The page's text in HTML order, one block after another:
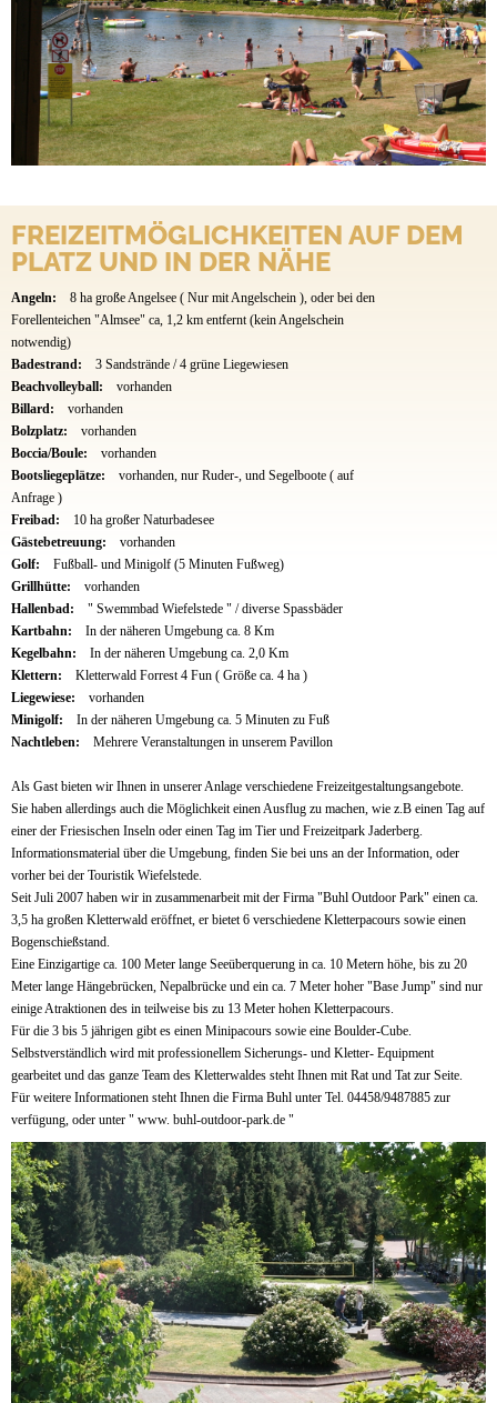
FREIZEITMÖGLICHKEITEN AUF DEM
PLATZ UND IN DER NÄHE
Angeln:
8 ha große Angelsee ( Nur mit Angelschein ), oder bei den
Forellenteichen "Almsee" ca, 1,2 km entfernt (kein Angelschein
notwendig)
Badestrand:
3 Sandstrände / 4 grüne Liegewiesen
Beachvolleyball:
vorhanden
Billard:
vorhanden
Bolzplatz:
vorhanden
Boccia/Boule:
vorhanden
Bootsliegeplätze:
vorhanden, nur Ruder-, und Segelboote ( auf
Anfrage )
Freibad:
10 ha großer Naturbadesee
Gästebetreuung:
vorhanden
Golf:
Fußball- und Minigolf (5 Minuten Fußweg)
Grillhütte:
vorhanden
Hallenbad:
" Swemmbad Wiefelstede " / diverse Spassbäder
Kartbahn:
In der näheren Umgebung ca. 8 Km
Kegelbahn:
In der näheren Umgebung ca. 2,0 Km
Klettern:
Kletterwald Forrest 4 Fun ( Größe ca. 4 ha )
Liegewiese:
vorhanden
Minigolf:
In der näheren Umgebung ca. 5 Minuten zu Fuß
Nachtleben:
Mehrere Veranstaltungen in unserem Pavillon
Als Gast bieten wir Ihnen in unserer Anlage verschiedene Freizeitgestaltungsangebote.
Sie haben allerdings auch die Möglichkeit einen Ausflug zu machen, wie z.B einen Tag auf
einer der Friesischen Inseln oder einen Tag im Tier und Freizeitpark Jaderberg.
Informationsmaterial über die Umgebung, finden Sie bei uns an der Information, oder
vorher bei der Touristik Wiefelstede.
Seit Juli 2007 haben wir in zusammenarbeit mit der Firma "Buhl Outdoor Park" einen ca.
3,5 ha großen Kletterwald eröffnet, er bietet 6 verschiedene Kletterpacours sowie einen
Bogenschießstand.
Eine Einzigartige ca. 100 Meter lange Seeüberquerung in ca. 10 Metern höhe, bis zu 20
Meter lange Hängebrücken, Nepalbrücke und ein ca. 7 Meter hoher "Base Jump" sind nur
einige Atraktionen des in teilweise bis zu 13 Meter hohen Kletterpacours.
Für die 3 bis 5 jährigen gibt es einen Minipacours sowie eine Boulder-Cube.
Selbstverständlich wird mit professionellem Sicherungs- und Kletter- Equipment
gearbeitet und das ganze Team des Kletterwaldes steht Ihnen mit Rat und Tat zur Seite.
Für weitere Informationen steht Ihnen die Firma Buhl unter Tel. 04458/9487885 zur
verfügung, oder unter " www. buhl-outdoor-park.de "